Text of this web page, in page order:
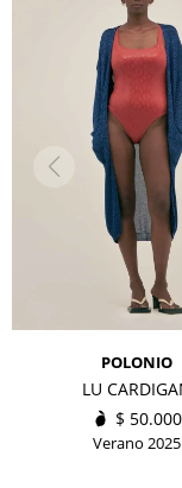
POLONIO
LU
$ 50.000
Verano 2025